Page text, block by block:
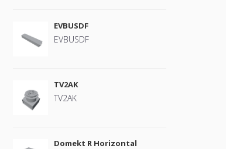
EVBUSDF
EVBUSDF
TV2AK
TV2AK
Domekt R Horizontal